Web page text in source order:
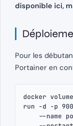
disponible ici,
Pour les
Portainer en
docker
run -d -p
--name